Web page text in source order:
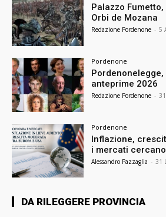
Palazzo Fumetto,
Orbi de Mozana
Redazione Pordenone - 5
Pordenone
anteprime 2026
Redazione Pordenone -
Pordenone
Inflazione,
i mercati
Alessandro Pazzaglia - 31
DA RILEGGERE PROVINCIA